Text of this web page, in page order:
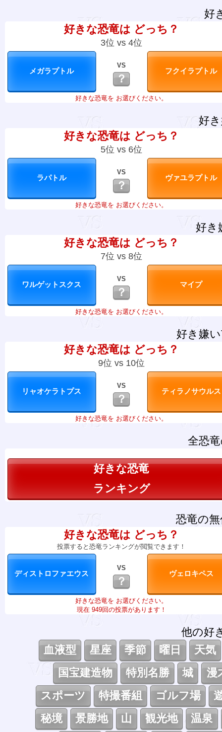
好
好きな恐竜は どっち？
3位 vs 4位
VS
？
好きな恐竜を お選びください。
好
好きな恐竜は どっち？
5位 vs 6位
VS
？
好きな恐竜を お選びください。
好き
好きな恐竜は どっち？
7位 vs 8位
VS
？
好きな恐竜を お選びください。
好き嫌
好きな恐竜は どっち？
9位 vs 10位
VS
？
好きな恐竜を お選びください。
全恐
好きな恐竜
ランキング
恐竜の
好きな恐竜は どっち？
投票すると恐竜ランキングが閲覧できます！
VS
？
好きな恐竜を お選びください。
現在 949回の投票があります！
他の好
血液型
星座 季節 曜日
天気
国宝建造物
特別名勝 城
漫
スポーツ
特撮番組 ゴルフ場
秘境
景勝地 山 観光地
温泉